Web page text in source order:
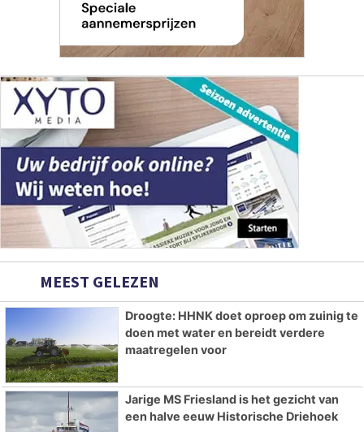
MEEST GELEZEN
Droogte: HHNK doet oproep om zuinig te
doen met water en bereidt verdere
maatregelen voor
Jarige MS Friesland is het gezicht van
een halve eeuw Historische Driehoek